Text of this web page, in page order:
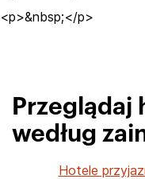
<p>&nbsp;</p>
Przeglądaj
według
Hotele